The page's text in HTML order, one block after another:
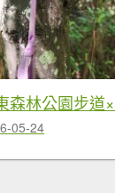
05-24